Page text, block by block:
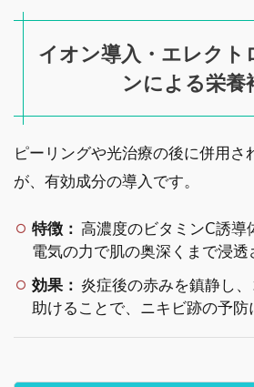
イオン導入・エレクト
ンによる栄養
ピーリングや光治療の後に併用さ
が、有効成分の導入です。
特徴： 高濃度のビタミンC誘導
電気の力で肌の奥深くまで浸透
効果： 炎症後の赤みを鎮静し
助けることで、ニキビ跡の予防